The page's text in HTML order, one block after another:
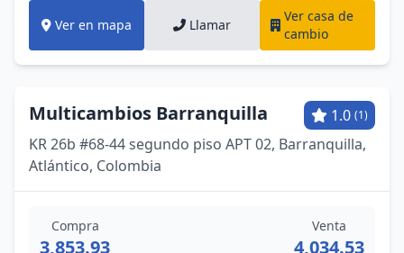
Ver en mapa Llamar
Ver casa de
cambio
Multicambios Barranquilla 1.0 (1)
KR 26b #68-44 segundo piso APT 02, Barranquilla,
Atlántico, Colombia
Compra
3,853.93
Venta
4,034.53